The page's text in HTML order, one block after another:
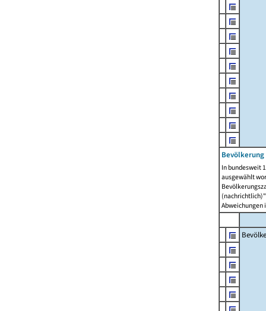
In bundesweit
ausgewählt
Abweichungen